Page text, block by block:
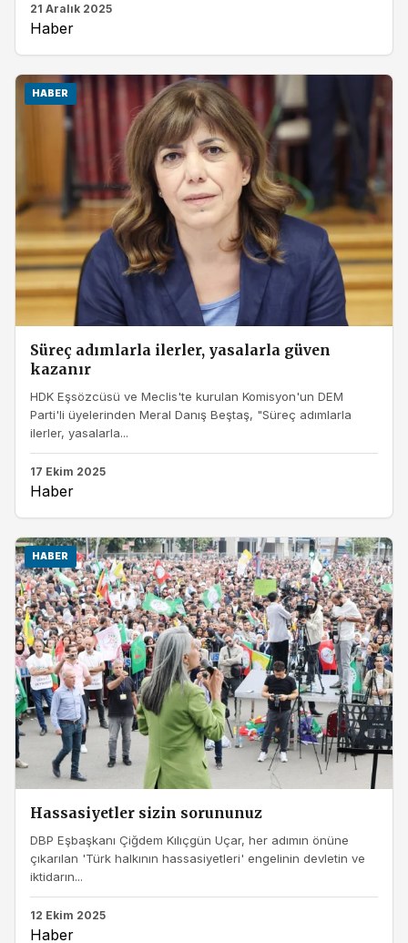
21 Aralık 2025
Haber
HABER
Süreç adımlarla ilerler, yasalarla güven
kazanır
HDK Eşsözcüsü ve Meclis'te kurulan Komisyon'un DEM
Parti'li üyelerinden Meral Danış Beştaş, "Süreç adımlarla
ilerler, yasalarla...
17 Ekim 2025
Haber
HABER
Hassasiyetler sizin sorununuz
DBP Eşbaşkanı Çiğdem Kılıçgün Uçar, her adımın önüne
çıkarılan 'Türk halkının hassasiyetleri' engelinin devletin ve
iktidarın...
12 Ekim 2025
Haber